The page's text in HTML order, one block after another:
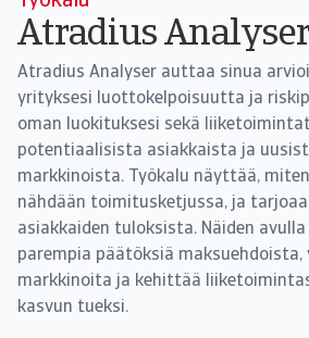
Atradius Analyser
Atradius Analyser auttaa sinua
yrityksesi luottokelpoisuutta ja
oman luokituksesi sekä
potentiaalisista asiakkaista ja
markkinoista. Työkalu näyttää,
nähdään toimitusketjussa, ja
asiakkaiden tuloksista. Näiden
parempia päätöksiä maksuehdoista,
markkinoita ja kehittää
kasvun tueksi.